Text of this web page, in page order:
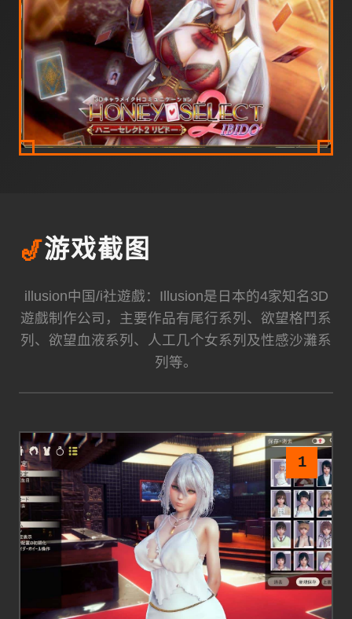
🎷游戏截图
illusion中国/i社遊戲：Illusion是日本的4家知名3D
遊戲制作公司，主要作品有尾行系列、欲望格鬥系
列、欲望血液系列、人工几个女系列及性感沙灘系
列等。
1